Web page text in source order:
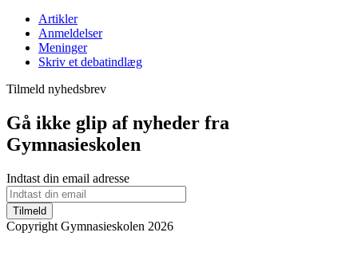
Artikler
Anmeldelser
Meninger
Skriv et debatindlæg
Tilmeld nyhedsbrev
Gå ikke glip af nyheder fra
Gymnasieskolen
Indtast din email adresse
Tilmeld
Copyright Gymnasieskolen 2026